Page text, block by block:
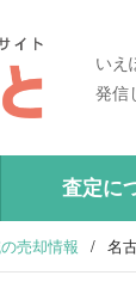
いえ
発信
査定に
売却情報 / 名